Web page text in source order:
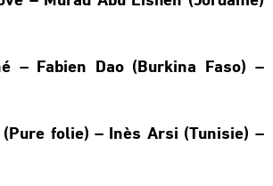
– Fabien Dao (Burkina Faso) –
folie) – Inès Arsi (Tunisie) –